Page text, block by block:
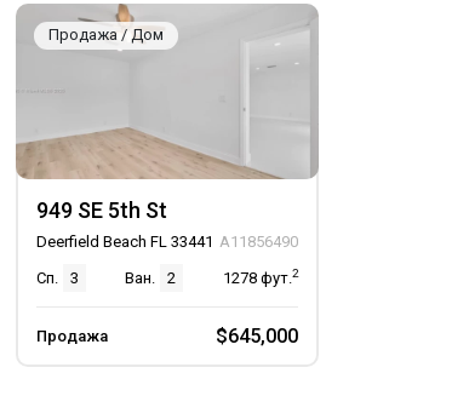
Продажа / Дом
949 SE 5th St
Deerfield Beach FL 33441 A11856490
Сп.
3 Ван. 2 1278 фут.2
Продажа $645,000